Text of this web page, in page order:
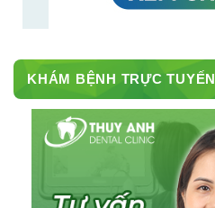
KHÁM BỆNH TRỰC TUYẾN